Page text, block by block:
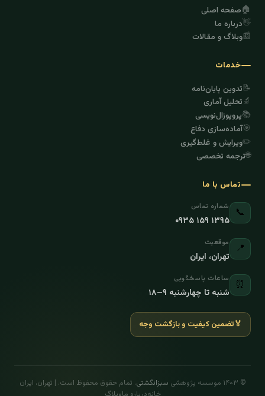
🏠صفحه اصلی
👋درباره ما
📰وبلاگ و مقالات
خدمات
📝تدوین پایان‌نامه
🔬تحلیل آماری
📚پروپوزال‌نویسی
🎯آماده‌سازی دفاع
✏️ویرایش و غلط‌گیری
🌐ترجمه تخصصی
تماس با ما
📞 شماره تماس
۰۹۳۵ ۱۵۹ ۱۳۹۵
📍 موقعیت
تهران، ایران
⏰ ساعات پاسخگویی
شنبه تا چهارشنبه ۹–۱۸
🏅تضمین کیفیت و بازگشت وجه
© ۱۴۰۳ موسسه پژوهشی سبزانگشتی. تمام حقوق محفوظ است. | تهران، ایران